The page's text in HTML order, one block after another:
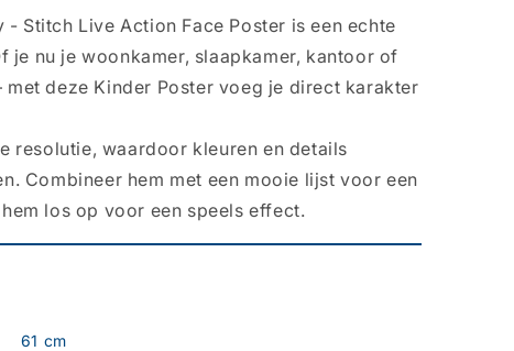
Stitch Live Action Face Poster is een echte
je nu je woonkamer, slaapkamer, kantoor of
deze Kinder Poster voeg je direct karakter
resolutie, waardoor kleuren en details
Combineer hem met een mooie lijst voor een
los op voor een speels effect.
61 cm